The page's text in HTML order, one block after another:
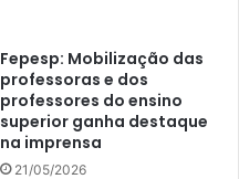
Fepesp: Mobilização das
professoras e dos
professores do ensino
superior ganha destaque
na imprensa
21/05/2026